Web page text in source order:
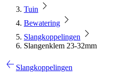
Tuin
Bewatering
Slangkoppelingen
Slangenklem 23-32mm
Slangkoppelingen